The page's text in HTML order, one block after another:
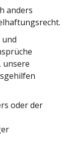
anders
unsere
oder der